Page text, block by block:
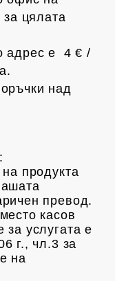
за цялата
адрес е 4 € /
над
продукта
превод.
касов
за услугата е
г., чл.3 за
на